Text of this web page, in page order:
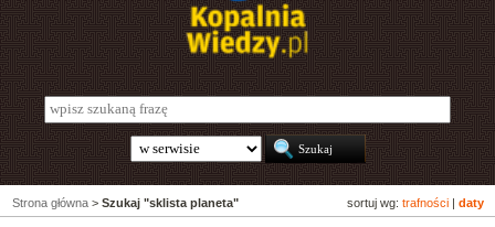
sortuj wg: trafności daty
Strona główna > Szukaj "sklista planeta"